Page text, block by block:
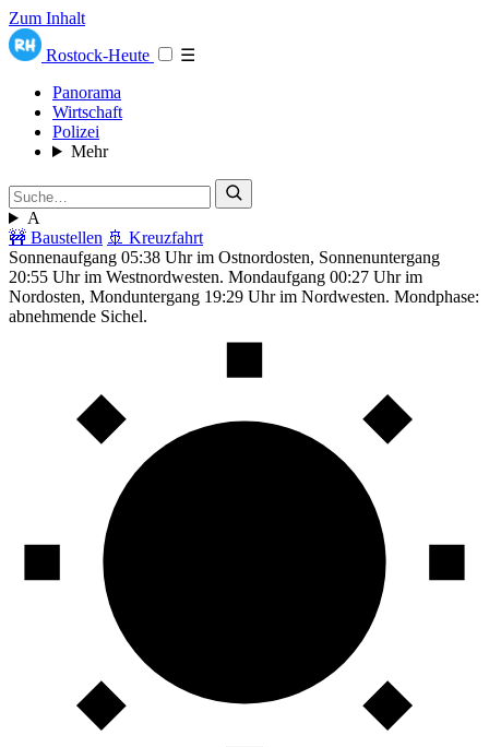
Zum Inhalt
Rostock-Heute
☰
Panorama
Wirtschaft
Polizei
Mehr
A
🚧 Baustellen 🚢 Kreuzfahrt
Sonnenaufgang 05:38 Uhr im Ostnordosten, Sonnenuntergang
20:55 Uhr im Westnordwesten. Mondaufgang 00:27 Uhr im
Nordosten, Monduntergang 19:29 Uhr im Nordwesten. Mondphase:
abnehmende Sichel.